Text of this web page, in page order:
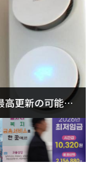
高更新の可能性